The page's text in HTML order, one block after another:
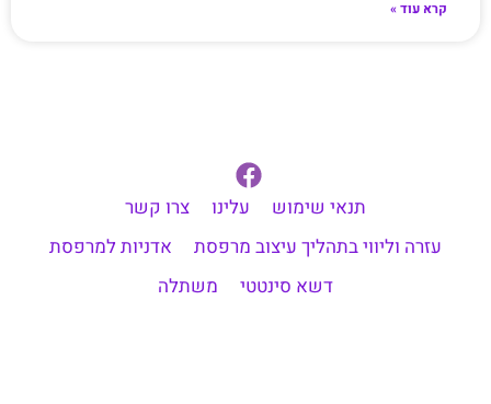
קרא עוד »
תנאי שימוש עלינו
צרו קשר
עזרה וליווי בתהליך עיצוב מרפסת
אדניות למרפסת
דשא סינטטי
משתלה